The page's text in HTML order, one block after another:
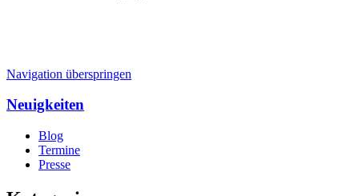
Navigation überspringen
Neuigkeiten
Blog
Termine
Presse